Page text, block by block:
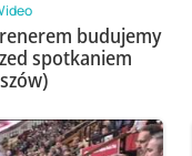
budujemy
spotkaniem